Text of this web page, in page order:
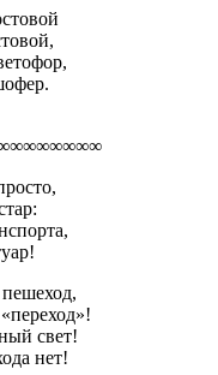
свет!
нет!